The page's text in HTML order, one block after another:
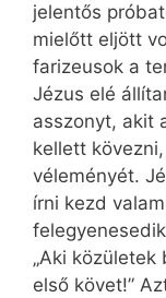
jelentős
mielőtt eljött
farizeusok a
Jézus elé
asszonyt, akit
kellett
véleményét.
írni kezd
„Aki közületek
első követ!”